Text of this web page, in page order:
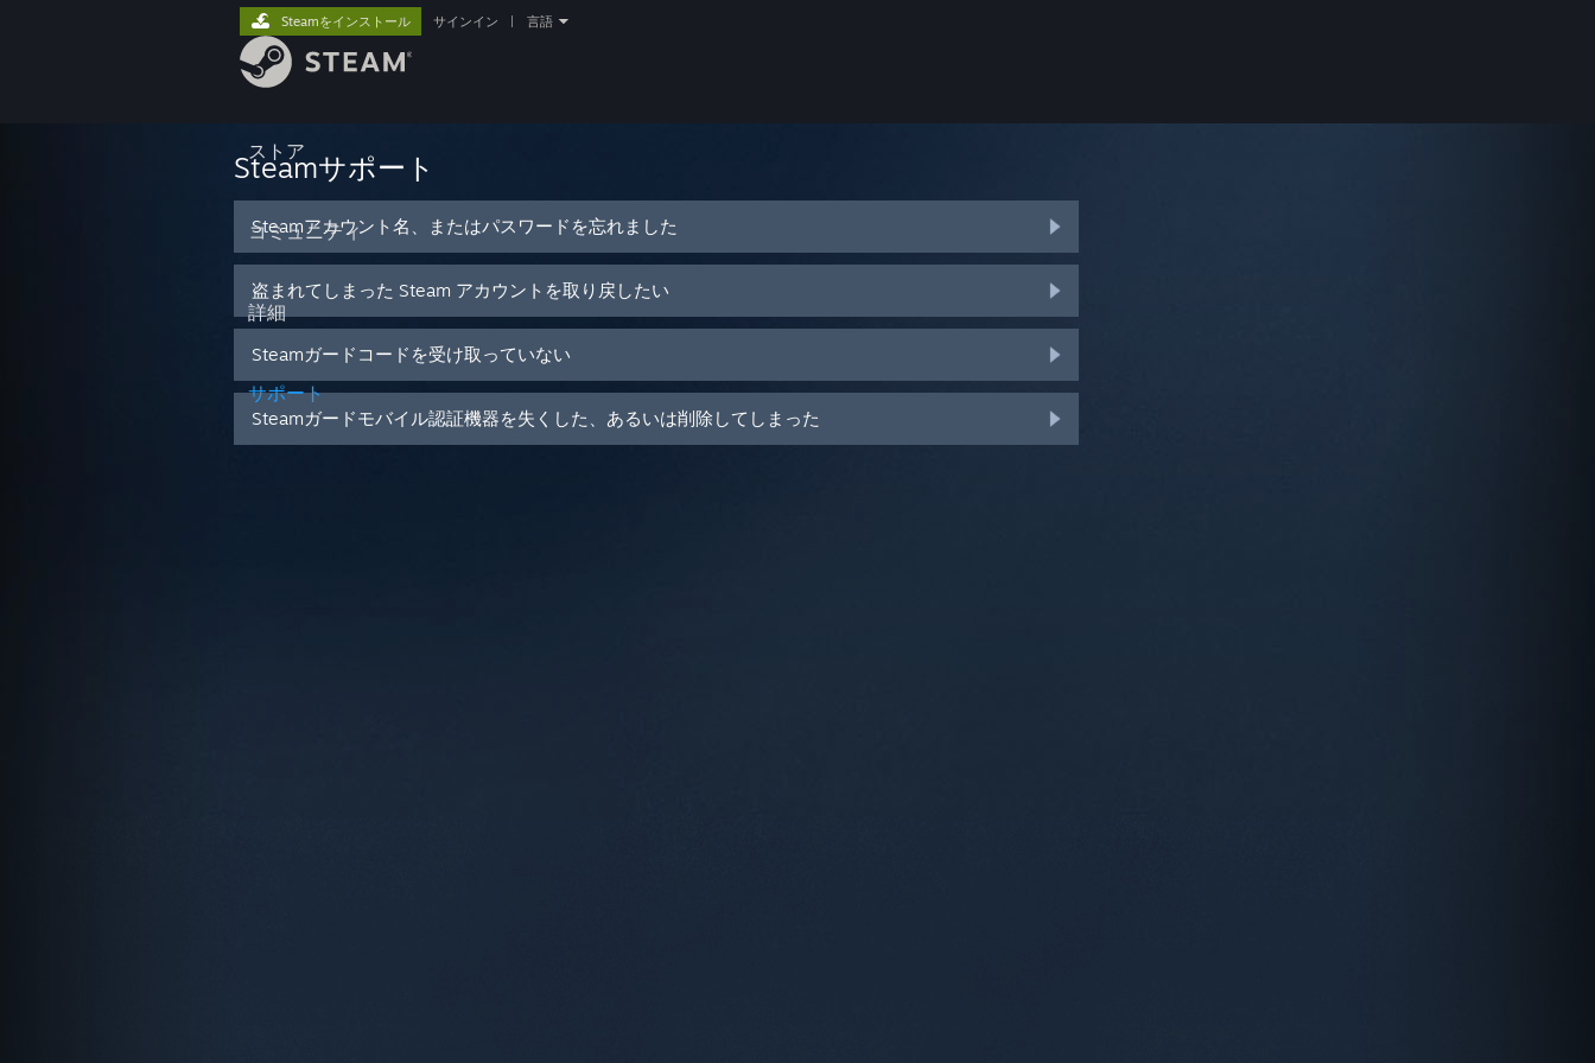
ストア
コミュニティ
詳細
サポート
Steamをインストール サインイン 言語
Steamサポート
Steamアカウント名、またはパスワードを忘れました
盗まれてしまった Steam アカウントを取り戻したい
Steamガードコードを受け取っていない
Steamガードモバイル認証機器を失くした、あるいは削除してしまった